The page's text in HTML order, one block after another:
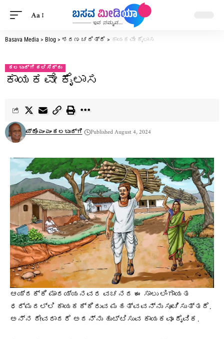
Aa
Basava Media > Blog > ಶರಣ ಚರಿತ್ರೆ > ಕಾಯಕವೇ ಕೈಲಾಸ
ಕಲಬುರ್ಗಿ ಕಲಿಸಿದ್ದು
ಕಾಯಕವೇ ಕೈಲಾಸ
ಪ್ರೊ ಎಂ ಎಂ ಕಲಬುರ್ಗಿ Published August 4, 2024
ಆಯ್ದಕ್ಕಿ ಮಾರಯ್ಯನವರ ವಚನದ ಈ ಸಾಲು ಲಿಂಗಾಯತ
ಧರ್ಮದಲ್ಲಿ ಕಾಯಕಕ್ಕಿರುವ ಮಹತ್ವವನ್ನು ಸೂಚಿಸುತ್ತದೆ.
ಅನ್ನ ದೇವರಾದರೆ ಅದನ್ನು ಹುಟ್ಟಿಸುವ ಕಾಯಕವೂ ದೈವಿಕ.